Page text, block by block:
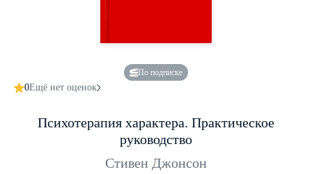
По подписке
0Ещё нет оценок
Психотерапия характера. Практическое
руководство
Стивен Джонсон